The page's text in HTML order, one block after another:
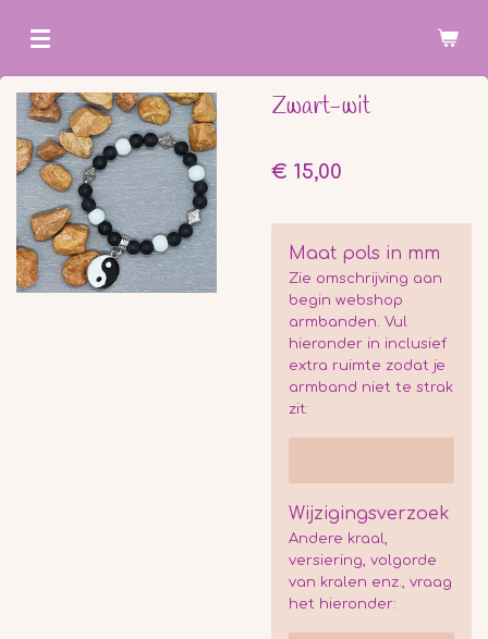
direct
naar
de
hoofdinhoud
Zwart-wit
€ 15,00
Maat pols in mm
Zie omschrijving aan
begin webshop
armbanden. Vul
hieronder in inclusief
extra ruimte zodat je
armband niet te strak
zit:
Wijzigingsverzoek
Andere kraal,
versiering, volgorde
van kralen enz., vraag
het hieronder: